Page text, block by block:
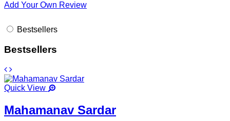
Add Your Own Review
Bestsellers
Bestsellers
Quick View
Mahamanav Sardar